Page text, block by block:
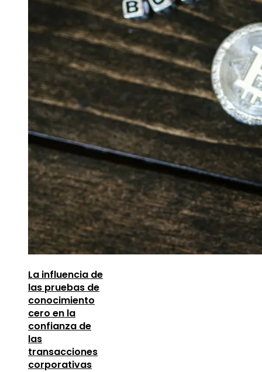
La influencia de
las pruebas de
conocimiento
cero en la
confianza de
las
transacciones
corporativas